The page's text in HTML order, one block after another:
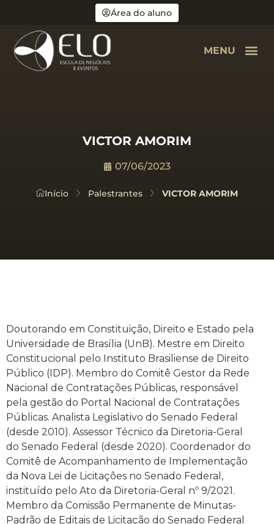
Área do aluno
MENU
VICTOR AMORIM
07/06/2023
Início Palestrantes VICTOR AMORIM
Doutorando em Constituição, Direito e Estado pela
Universidade de Brasília (UnB). Mestre em Direito
Constitucional pelo Instituto Brasiliense de Direito
Público (IDP). Membro do Comitê Gestor da Rede
Nacional de Contratações Públicas, responsável
pela gestão do Portal Nacional de Contratações
Públicas. Analista Legislativo do Senado Federal
(desde 2010). Assessor Técnico da Diretoria-Geral
do Senado Federal (desde 2020). Coordenador do
Comitê de Acompanhamento de Implementação
da Nova Lei de Licitações no Senado Federal,
instituído pelo Ato da Diretoria-Geral nº 9/2021.
Membro da Comissão Permanente de Minutas-
Padrão de Editais de Licitação do Senado Federal